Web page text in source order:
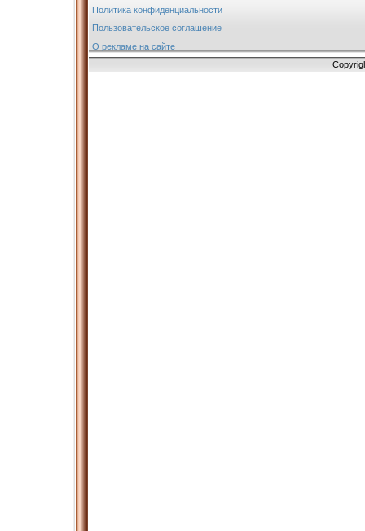
Политика конфиденциальности
Пользовательское соглашение
О рекламе на сайте